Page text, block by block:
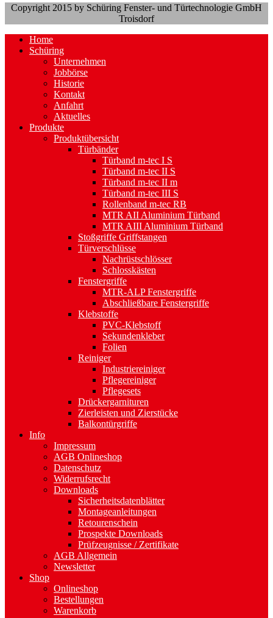
Copyright 2015 by Schüring Fenster- und Türtechnologie GmbH
Troisdorf
Home
Schüring
Unternehmen
Jobbörse
Historie
Kontakt
Anfahrt
Aktuelles
Produkte
Produktübersicht
Türbänder
Türband m-tec I S
Türband m-tec II S
Türband m-tec II m
Türband m-tec III S
Rollenband m-tec RB
MTR AII Aluminium Türband
MTR AIII Aluminium Türband
Stoßgriffe Griffstangen
Türverschlüsse
Nachrüstschlösser
Schlosskästen
Fenstergriffe
MTR-ALP Fenstergriffe
Abschließbare Fenstergriffe
Klebstoffe
PVC-Klebstoff
Sekundenkleber
Folien
Reiniger
Industriereiniger
Pflegereiniger
Pflegesets
Drückergarnituren
Zierleisten und Zierstücke
Balkontürgriffe
Info
Impressum
AGB Onlineshop
Datenschutz
Widerrufsrecht
Downloads
Sicherheitsdatenblätter
Montageanleitungen
Retourenschein
Prospekte Downloads
Prüfzeugnisse / Zertifikate
AGB Allgemein
Newsletter
Shop
Onlineshop
Bestellungen
Warenkorb